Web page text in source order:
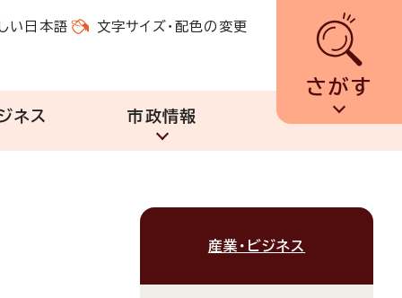
い日本語 文字サイズ・配色の変更
さがす
ネス 市政情報
産業・ビジネス